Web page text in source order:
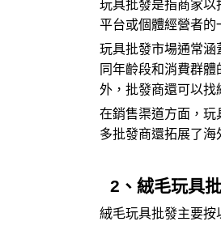
玩具批發是指商家以
平台或個體經營者的
玩具批發市場通常涵
同年齡段和消費群
外，批發商還可以找
在銷售渠道方面，玩
多批發商還拓展了海
2、絨毛玩具
絨毛玩具批發主要按